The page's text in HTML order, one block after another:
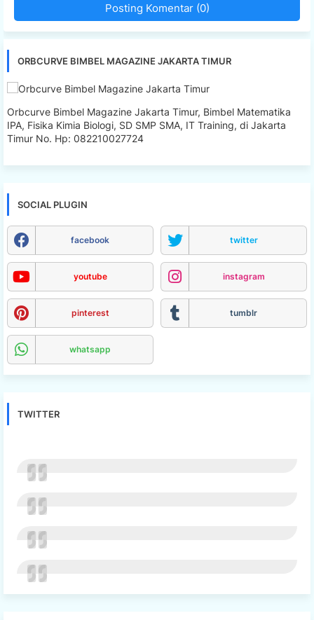
Posting Komentar (0)
ORBCURVE BIMBEL MAGAZINE JAKARTA TIMUR
Orbcurve Bimbel Magazine Jakarta Timur, Bimbel Matematika
IPA, Fisika Kimia Biologi, SD SMP SMA, IT Training, di Jakarta
Timur No. Hp: 082210027724
SOCIAL PLUGIN
facebook twitter
youtube instagram
pinterest tumblr
whatsapp
TWITTER